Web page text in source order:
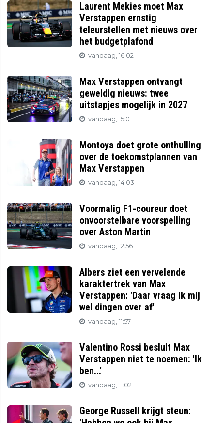
Laurent Mekies moet Max
Verstappen ernstig
teleurstellen met nieuws over
het budgetplafond
vandaag, 16:02
Max Verstappen ontvangt
geweldig nieuws: twee
uitstapjes mogelijk in 2027
vandaag, 15:01
Montoya doet grote onthulling
over de toekomstplannen van
Max Verstappen
vandaag, 14:03
Voormalig F1-coureur doet
onvoorstelbare voorspelling
over Aston Martin
vandaag, 12:56
Albers ziet een vervelende
karaktertrek van Max
Verstappen: 'Daar vraag ik mij
wel dingen over af'
vandaag, 11:57
Valentino Rossi besluit Max
Verstappen niet te noemen: 'Ik
ben...'
vandaag, 11:02
George Russell krijgt steun: